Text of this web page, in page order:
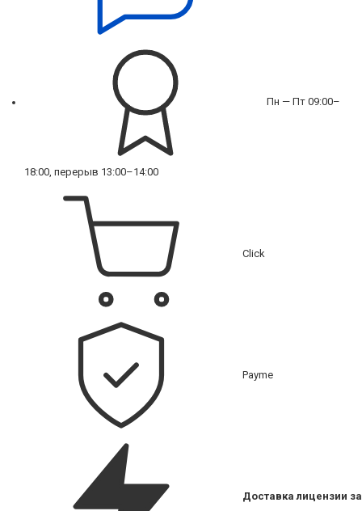
Пн — Пт 09:00–
18:00, перерыв 13:00–14:00
Click
Payme
Доставка лицензии за